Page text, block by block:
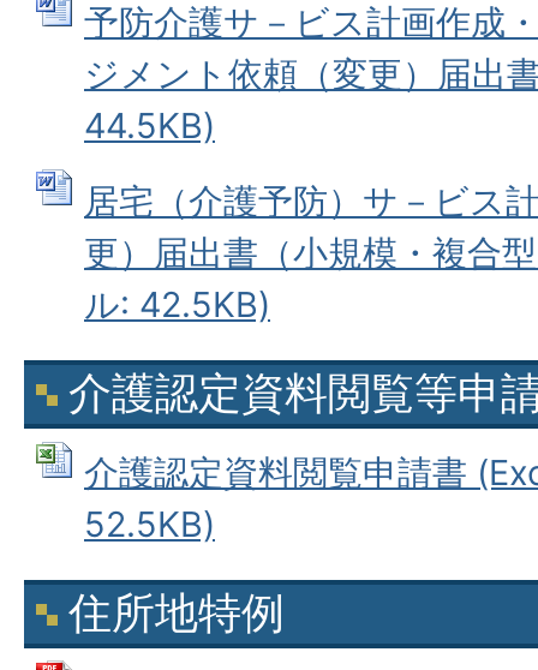
予防介護サ－ビス計画作成
ジメント依頼（変更）届出
44.5KB)
居宅（介護予防）サ－ビス
更）届出書（小規模・複合
ル: 42.5KB)
介護認定資料閲覧等申
介護認定資料閲覧申請書
52.5KB)
住所地特例